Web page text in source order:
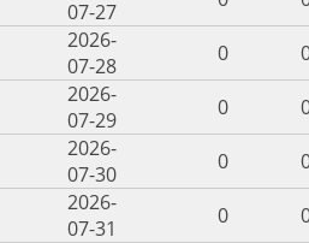
07-27
2026-
07-28
0
2026-
07-29
0
2026-
07-30
0
2026-
07-31
0